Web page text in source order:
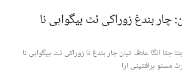
چار بندغ زوراکی ئٹ بیگواہی نا
جتا انگا علاقہ تیان چار بندغ نا زوراکی ئٹ بیگواہی نا